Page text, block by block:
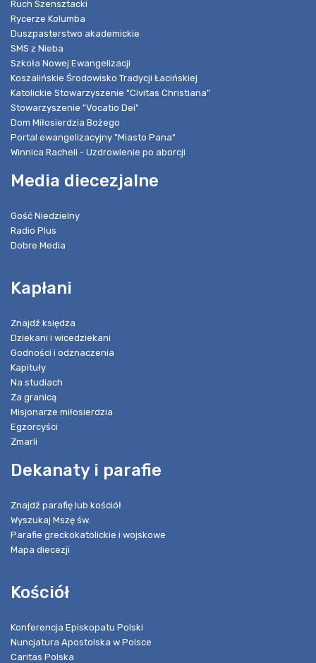
Ruch Szensztacki
Rycerze Kolumba
Duszpasterstwo akademickie
SMS z Nieba
Szkoła Nowej Ewangelizacji
Koszalińskie Środowisko Tradycji Łacińskiej
Katolickie Stowarzyszenie "Civitas Christiana"
Stowarzyszenie "Vocatio Dei"
Dom Miłosierdzia Bożego
Portal ewangelizacyjny "Miasto Pana"
Winnica Racheli - Uzdrowienie po aborcji
Media diecezjalne
Gość Niedzielny
Radio Plus
Dobre Media
Kapłani
Znajdź księdza
Dziekani i wicedziekani
Godności i odznaczenia
Kapituły
Na studiach
Za granicą
Misjonarze miłosierdzia
Egzorcyści
Zmarli
Dekanaty i parafie
Znajdź parafię lub kościół
Wyszukaj Mszę św.
Parafie greckokatolickie i wojskowe
Mapa diecezji
Kościół
Konferencja Episkopatu Polski
Nuncjatura Apostolska w Polsce
Caritas Polska